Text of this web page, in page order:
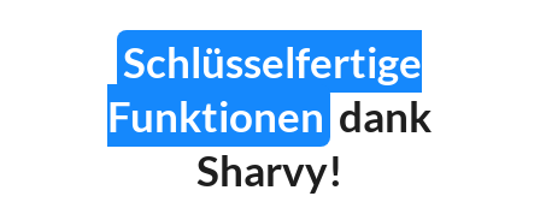
Schlüsselfertige
Funktionen dank
Sharvy!